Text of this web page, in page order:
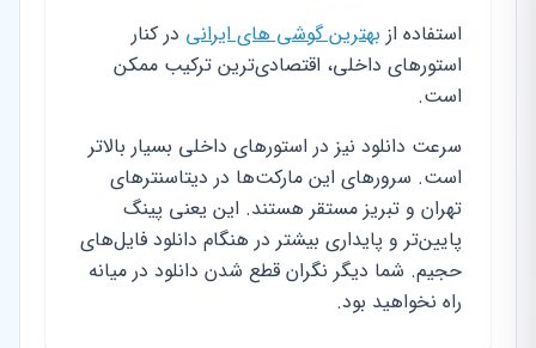
استفاده از بهترین گوشی های ایرانی در کنار
استورهای داخلی، اقتصادی‌ترین ترکیب ممکن
است.
سرعت دانلود نیز در استورهای داخلی بسیار بالاتر
است. سرورهای این مارکت‌ها در دیتاسنترهای
تهران و تبریز مستقر هستند. این یعنی پینگ
پایین‌تر و پایداری بیشتر در هنگام دانلود فایل‌های
حجیم. شما دیگر نگران قطع شدن دانلود در میانه
راه نخواهید بود.